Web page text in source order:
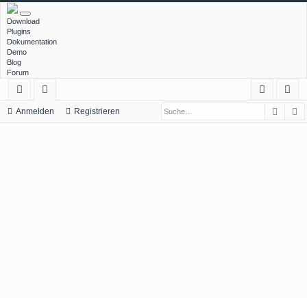
Download
Plugins
Dokumentation
Demo
Blog
Forum
ch
or
Anmelden Registrieren